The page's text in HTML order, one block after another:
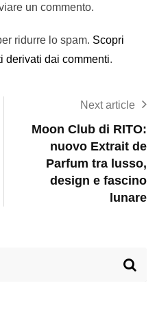
un commento.
ridurre lo spam. Scopri
derivati dai commenti.
Next article
Moon Club di RITO:
nuovo Extrait de
Parfum tra lusso,
design e fascino
lunare